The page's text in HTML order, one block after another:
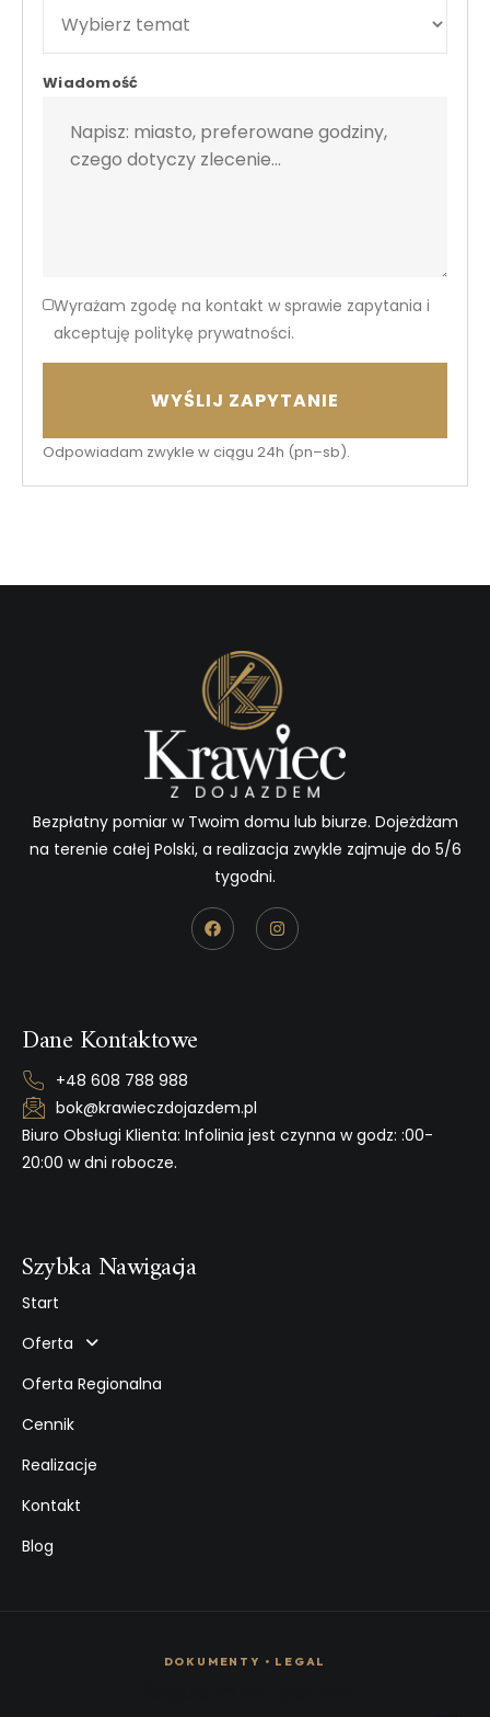
Wiadomość
Wyrażam zgodę na kontakt w sprawie zapytania i
akceptuję politykę prywatności.
WYŚLIJ ZAPYTANIE
Odpowiadam zwykle w ciągu 24h (pn–sb).
Bezpłatny pomiar w Twoim domu lub biurze. Dojeżdżam
na terenie całej Polski, a realizacja zwykle zajmuje do 5/6
tygodni.
Dane Kontaktowe
+48 608 788 988
bok@krawieczdojazdem.pl
Biuro Obsługi Klienta: Infolinia jest czynna w godz: :00-
20:00 w dni robocze.
Szybka Nawigacja
Start
Oferta
Oferta Regionalna
Cennik
Realizacje
Kontakt
Blog
DOKUMENTY • LEGAL